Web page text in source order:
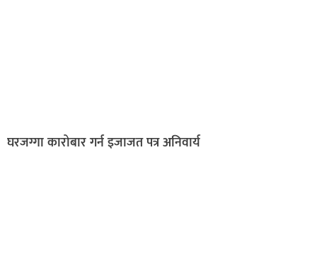
घरजग्गा कारोबार गर्न इजाजत पत्र अनिवार्य